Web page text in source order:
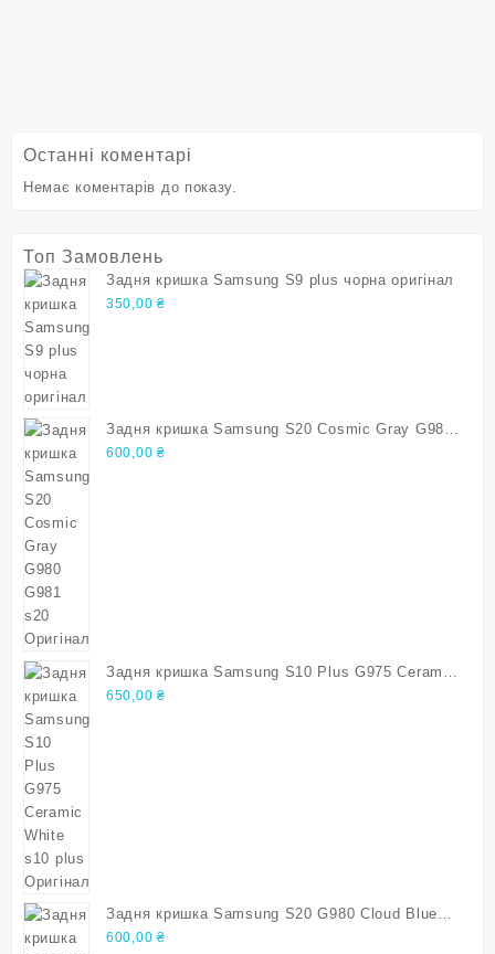
Останні коментарі
Немає коментарів до показу.
Топ Замовлень
Задня кришка Samsung S9 plus чорна оригінал
350,00 ₴
Задня кришка Samsung S20 Cosmic Gray G980
G981 s20 Оригінал
600,00 ₴
Задня кришка Samsung S10 Plus G975 Ceramic
White s10 plus Оригінал
650,00 ₴
Задня кришка Samsung S20 G980 Cloud Blue
s20
600,00 ₴